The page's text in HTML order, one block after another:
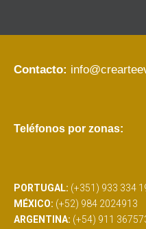
Contacto:
Teléfonos por zonas:
PORTUGAL: (+351) 933 334
MÉXICO: (+52) 984 2024913
ARGENTINA: (+54) 911